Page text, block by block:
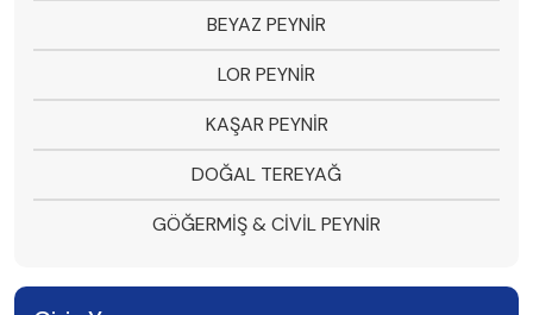
BEYAZ PEYNİR
LOR PEYNİR
KAŞAR PEYNİR
DOĞAL TEREYAĞ
GÖĞERMİŞ & CİVİL PEYNİR